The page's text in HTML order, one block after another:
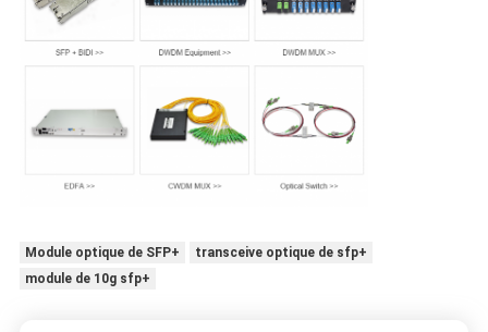
Module optique de SFP+
transceive optique de sfp+
module de 10g sfp+